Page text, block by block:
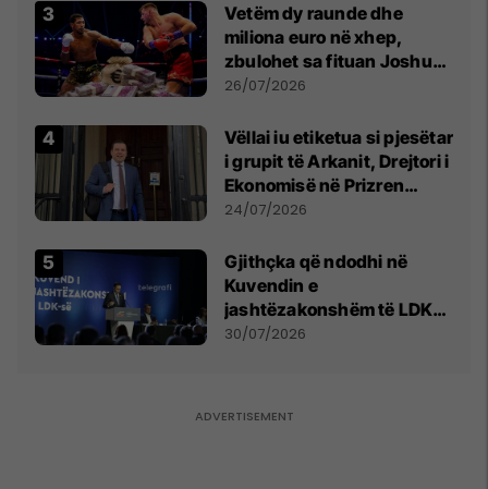
Vetëm dy raunde dhe
miliona euro në xhep,
zbulohet sa fituan Joshua
e Prenga
26/07/2026
Vëllai iu etiketua si pjesëtar
i grupit të Arkanit, Drejtori i
Ekonomisë në Prizren
mohon pretendimet
24/07/2026
Gjithçka që ndodhi në
Kuvendin e
jashtëzakonshëm të LDK-
së
30/07/2026